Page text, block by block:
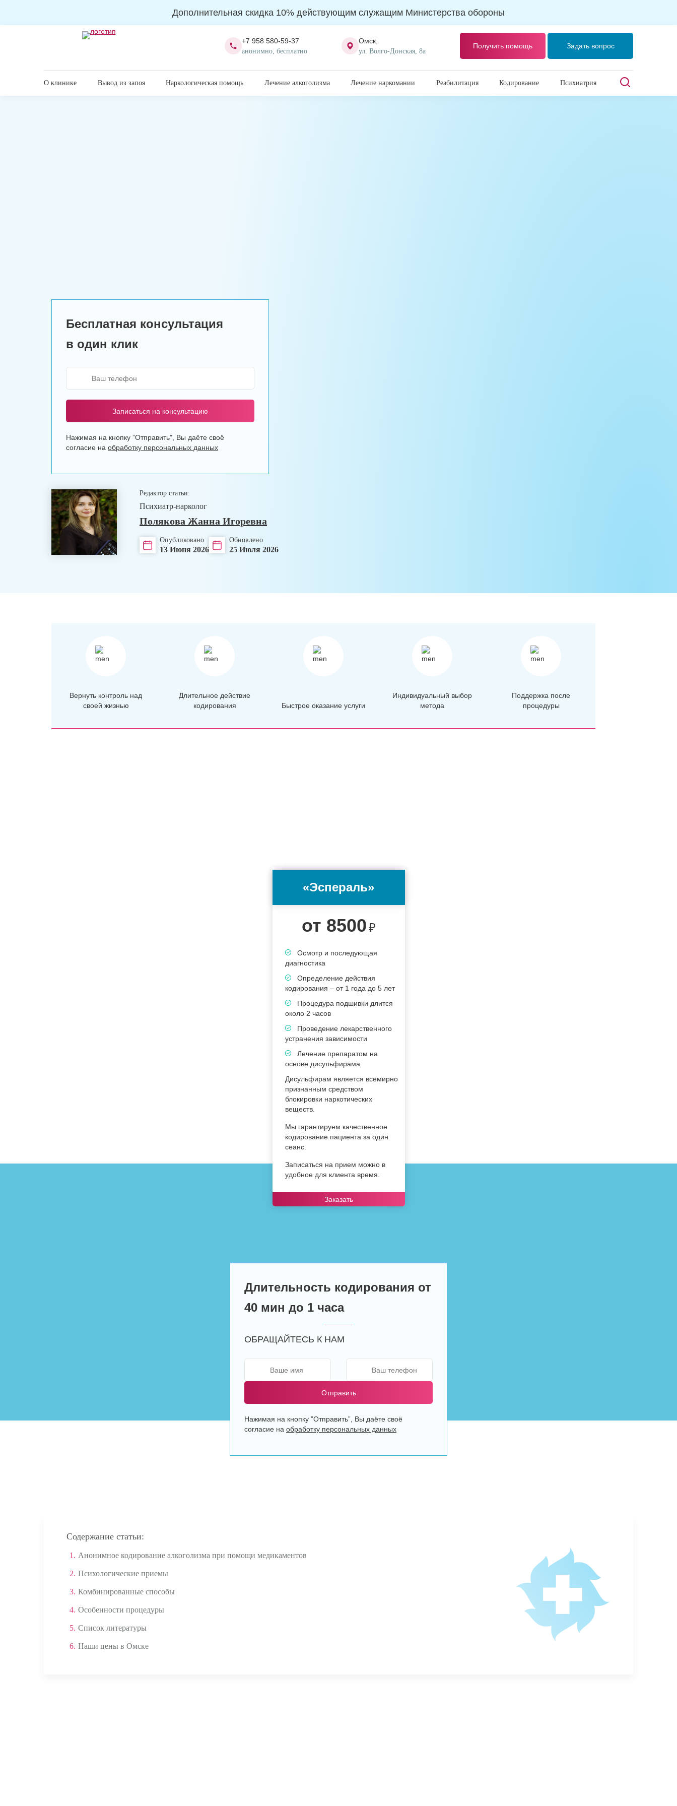
Дополнительная скидка 10% действующим служащим Министерства обороны
+7 958 580-59-37
анонимно, бесплатно
Омск,
ул. Волго-Донская, 8а
Получить помощь Задать вопрос
О клинике Вывод из запоя Наркологическая помощь Лечение алкоголизма Лечение наркомании Реабилитация Кодирование Психиатрия
Бесплатная консультация
в один клик
Записаться на консультацию
Нажимая на кнопку ”Отправить”, Вы даёте своё
согласие на обработку персональных данных
Редактор статьи:
Психиатр-нарколог
Полякова Жанна Игоревна
Опубликовано
13 Июня 2026
Обновлено
25 Июля 2026
Вернуть контроль над
своей жизнью
Длительное действие
кодирования
Быстрое оказание услуги
Индивидуальный выбор
метода
Поддержка после
процедуры
«Эспераль»
от 8500₽
Осмотр и последующая
диагностика
Определение действия
кодирования – от 1 года до 5 лет
Процедура подшивки длится
около 2 часов
Проведение лекарственного
устранения зависимости
Лечение препаратом на
основе дисульфирама
Дисульфирам является всемирно
признанным средством
блокировки наркотических
веществ.
Мы гарантируем качественное
кодирование пациента за один
сеанс.
Записаться на прием можно в
удобное для клиента время.
Заказать
Длительность кодирования от
40 мин до 1 часа
ОБРАЩАЙТЕСЬ К НАМ
Отправить
Нажимая на кнопку ”Отправить”, Вы даёте своё
согласие на обработку персональных данных
Содержание статьи:
1. Анонимное кодирование алкоголизма при помощи медикаментов
2. Психологические приемы
3. Комбинированные способы
4. Особенности процедуры
5. Список литературы
6. Наши цены в Омске